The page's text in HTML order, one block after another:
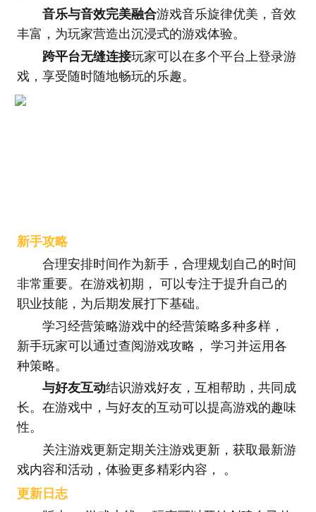
音乐与音效完美融合游戏音乐旋律优美，音效
丰富，为玩家营造出沉浸式的游戏体验。
跨平台无缝连接玩家可以在多个平台上登录游
戏，享受随时随地畅玩的乐趣。
新手攻略
合理安排时间作为新手，合理规划自己的时间
非常重要。在游戏初期， 可以专注于提升自己的
职业技能，为后期发展打下基础。
学习经营策略游戏中的经营策略多种多样，
新手玩家可以通过查阅游戏攻略， 学习并运用各
种策略。
与好友互动结识游戏好友，互相帮助，共同成
长。在游戏中，与好友的互动可以提高游戏的趣味
性。
关注游戏更新定期关注游戏更新，获取最新游
戏内容和活动，体验更多精彩内容， 。
更新日志